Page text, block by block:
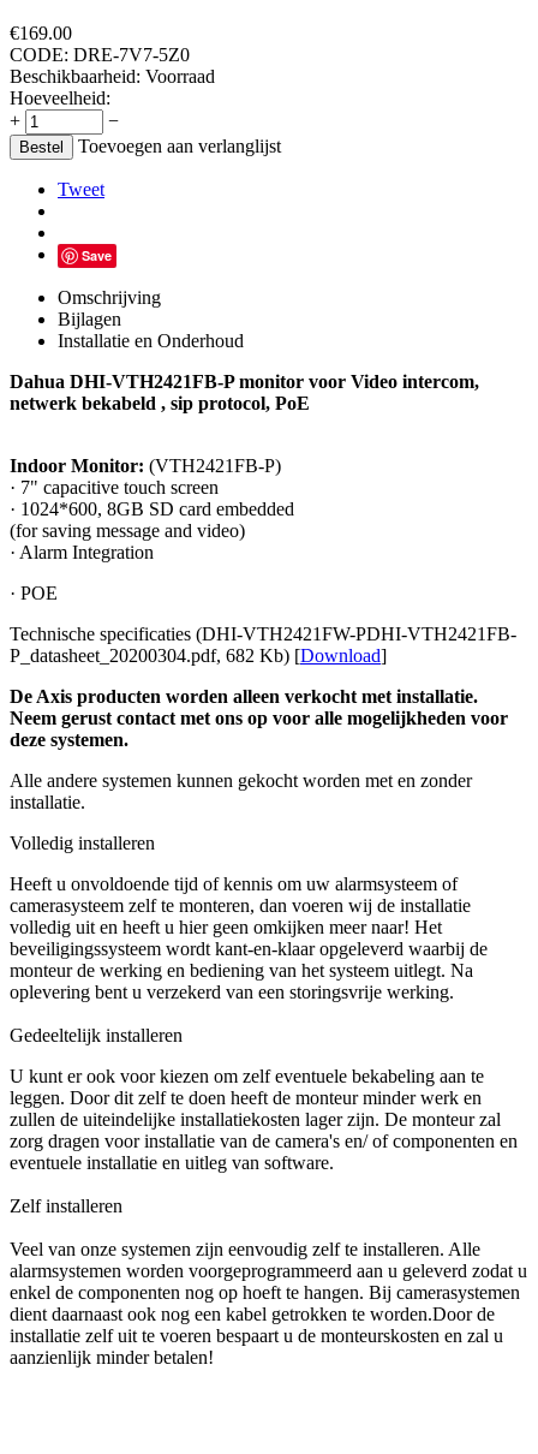
€169.00
CODE: DRE-7V7-5Z0
Beschikbaarheid: Voorraad
Hoeveelheid:
+
−
Bestel Toevoegen aan verlanglijst
Tweet
Save
Omschrijving
Bijlagen
Installatie en Onderhoud
Dahua DHI-VTH2421FB-P monitor voor Video intercom,
netwerk bekabeld , sip protocol, PoE
Indoor Monitor: (VTH2421FB-P)
· 7" capacitive touch screen
· 1024*600, 8GB SD card embedded
(for saving message and video)
· Alarm Integration
· POE
Technische specificaties (DHI-VTH2421FW-PDHI-VTH2421FB-
P_datasheet_20200304.pdf, 682 Kb) [Download]
De Axis producten worden alleen verkocht met installatie.
Neem gerust contact met ons op voor alle mogelijkheden voor
deze systemen.
Alle andere systemen kunnen gekocht worden met en zonder
installatie.
Volledig installeren
Heeft u onvoldoende tijd of kennis om uw alarmsysteem of
camerasysteem zelf te monteren, dan voeren wij de installatie
volledig uit en heeft u hier geen omkijken meer naar! Het
beveiligingssysteem wordt kant-en-klaar opgeleverd waarbij de
monteur de werking en bediening van het systeem uitlegt. Na
oplevering bent u verzekerd van een storingsvrije werking.
Gedeeltelijk installeren
U kunt er ook voor kiezen om zelf eventuele bekabeling aan te
leggen. Door dit zelf te doen heeft de monteur minder werk en
zullen de uiteindelijke installatiekosten lager zijn. De monteur zal
zorg dragen voor installatie van de camera's en/ of componenten en
eventuele installatie en uitleg van software.
Zelf installeren
Veel van onze systemen zijn eenvoudig zelf te installeren. Alle
alarmsystemen worden voorgeprogrammeerd aan u geleverd zodat u
enkel de componenten nog op hoeft te hangen. Bij camerasystemen
dient daarnaast ook nog een kabel getrokken te worden.Door de
installatie zelf uit te voeren bespaart u de monteurskosten en zal u
aanzienlijk minder betalen!